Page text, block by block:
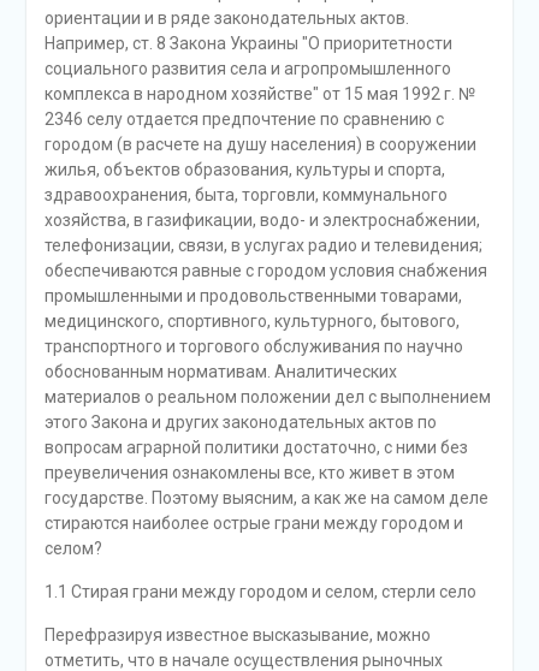
ориентации и в ряде законодательных актов.
Например, ст. 8 Закона Украины "О приоритетности
социального развития села и агропромышленного
комплекса в народном хозяйстве" от 15 мая 1992 г. №
2346 селу отдается предпочтение по сравнению с
городом (в расчете на душу населения) в сооружении
жилья, объектов образования, культуры и спорта,
здравоохранения, быта, торговли, коммунального
хозяйства, в газификации, водо- и электроснабжении,
телефонизации, связи, в услугах радио и телевидения;
обеспечиваются равные с городом условия снабжения
промышленными и продовольственными товарами,
медицинского, спортивного, культурного, бытового,
транспортного и торгового обслуживания по научно
обоснованным нормативам. Аналитических
материалов о реальном положении дел с выполнением
этого Закона и других законодательных актов по
вопросам аграрной политики достаточно, с ними без
преувеличения ознакомлены все, кто живет в этом
государстве. Поэтому выясним, а как же на самом деле
стираются наиболее острые грани между городом и
селом?
1.1 Стирая грани между городом и селом, стерли село
Перефразируя известное высказывание, можно
отметить, что в начале осуществления рыночных